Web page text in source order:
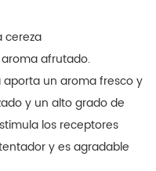
cereza
afrutado.
aporta un aroma fresco y
y un alto grado de
los receptores
y es agradable